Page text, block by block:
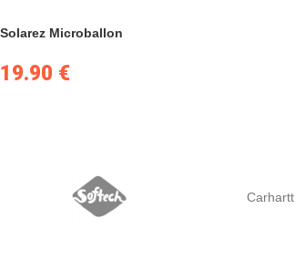
Solarez Microballon
19.90 €
Carhartt